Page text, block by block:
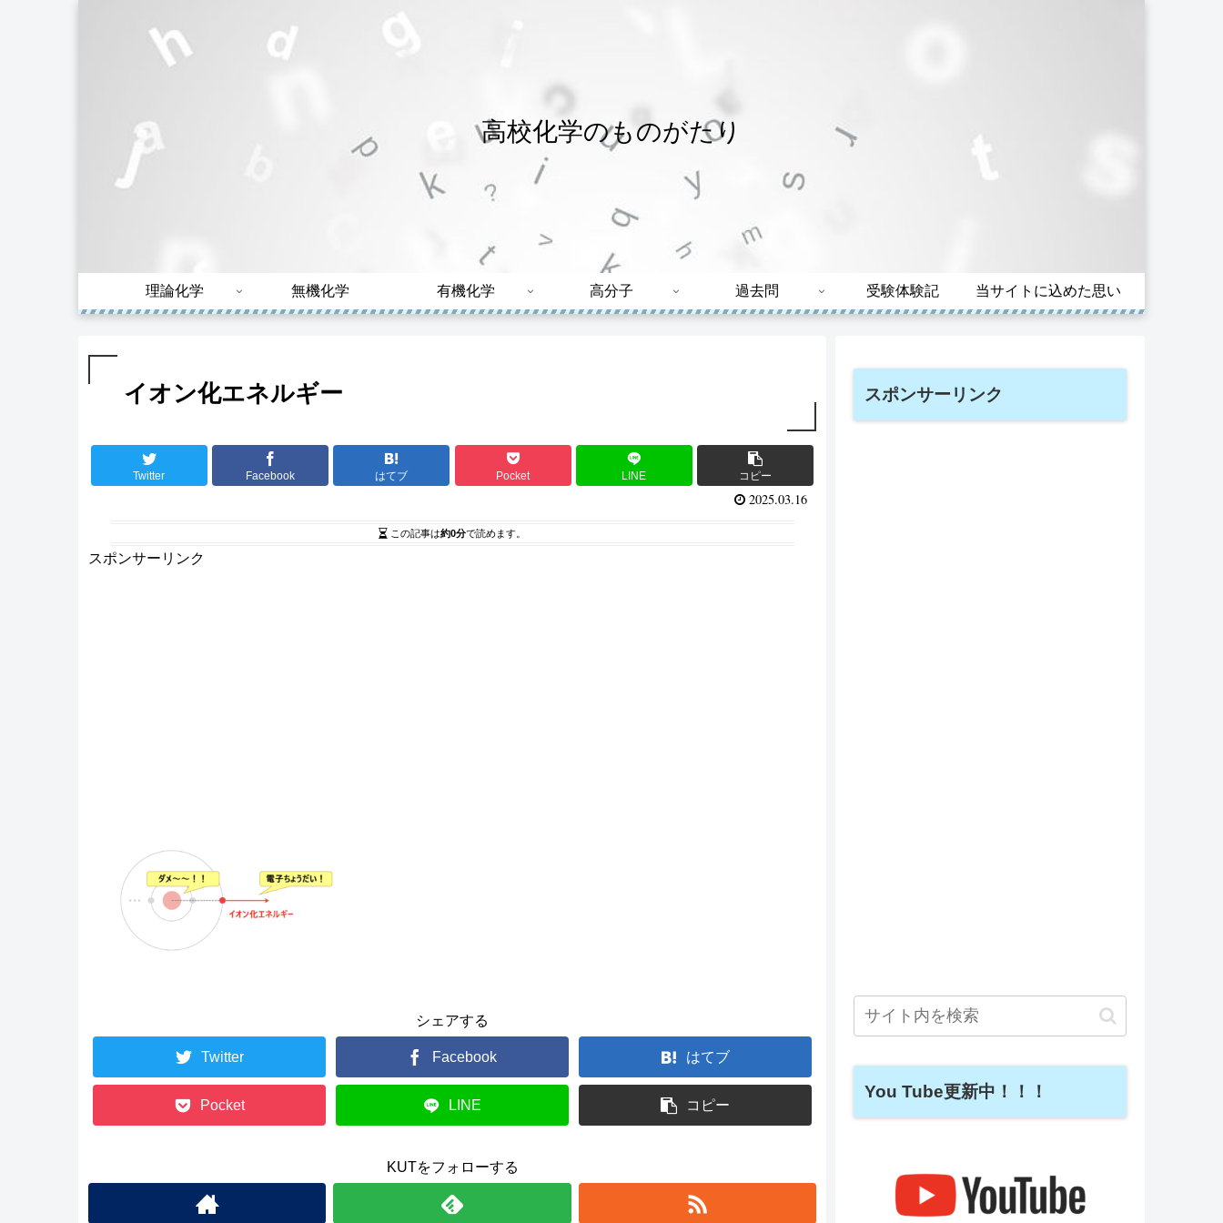
高校化学のものがたり
理論化学 無機化学 有機化学 高分子 過去問 受験体験記 当サイトに込めた思い
イオン化エネルギー
Twitter Facebook はてブ Pocket LINE コピー
2025.03.16
この記事は約0分で読めます。
スポンサーリンク
シェアする
Twitter Facebook はてブ
Pocket LINE コピー
KUTをフォローする
スポンサーリンク
You Tube更新中！！！